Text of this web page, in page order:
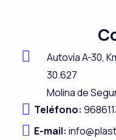
b
o
o
k
e
i
n
Autovía A-30,
30.627
Molina de
Teléfono:
E-mail: